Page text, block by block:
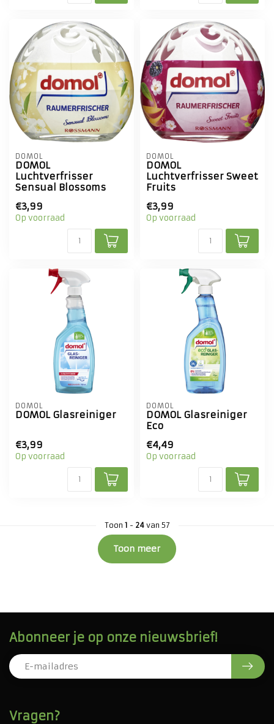
DOMOL
DOMOL
Luchtverfrisser
Sensual Blossoms
€3,99
Op voorraad
DOMOL
DOMOL
Luchtverfrisser Sweet
Fruits
€3,99
Op voorraad
DOMOL
DOMOL Glasreiniger
€3,99
Op voorraad
DOMOL
DOMOL Glasreiniger
Eco
€4,49
Op voorraad
Toon 1 - 24van 57
Toon meer
Vragen?
Abonneer je op onze nieuwsbrief!